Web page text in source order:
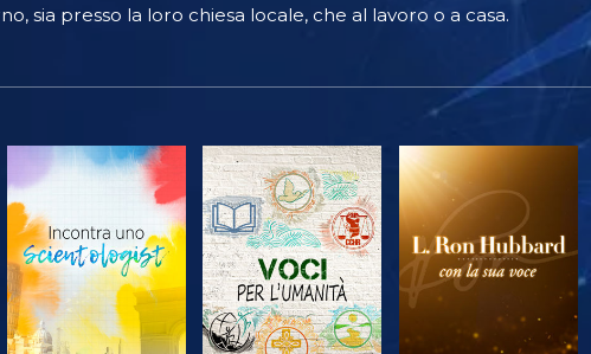
sia presso la loro chiesa locale, che al lavoro o a casa.